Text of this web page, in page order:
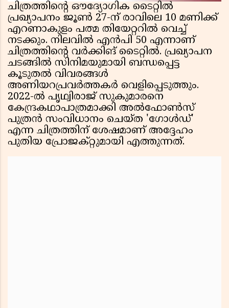
ചിത്രത്തിൻ്റെ ഔദ്യോഗിക ടൈറ്റിൽ
പ്രഖ്യാപനം ജൂൺ 27-ന് രാവിലെ 10 മണിക്ക്
എറണാകുളം പത്മ തിയേറ്ററിൽ വെച്ച്
നടക്കും. നിലവിൽ എൻപി 50 എന്നാണ്
ചിത്രത്തിൻ്റെ വർക്കിങ് ടൈറ്റിൽ. പ്രഖ്യാപന
ചടങ്ങിൽ സിനിമയുമായി ബന്ധപ്പെട്ട
കൂടുതൽ വിവരങ്ങൾ
അണിയറപ്രവർത്തകർ വെളിപ്പെടുത്തും.
2022-ൽ പൃഥ്വിരാജ് സുകുമാരനെ
കേന്ദ്രകഥാപാത്രമാക്കി അൽഫോൺസ്
പുത്രൻ സംവിധാനം ചെയ്ത 'ഗോൾഡ്'
എന്ന ചിത്രത്തിന് ശേഷമാണ് അദ്ദേഹം
പുതിയ പ്രോജക്റ്റുമായി എത്തുന്നത്.